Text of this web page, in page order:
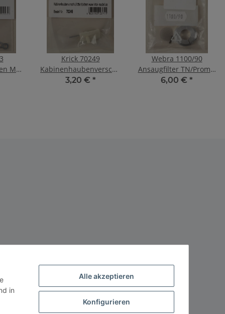
M4
Krick 70249
Kabinenhaubenverschluß
gefedert
3,20 € *
Webra 1100/90
Ansaugfilter TN/Promix
klein
6,00 € *
in
Alle akzeptieren
Konfigurieren